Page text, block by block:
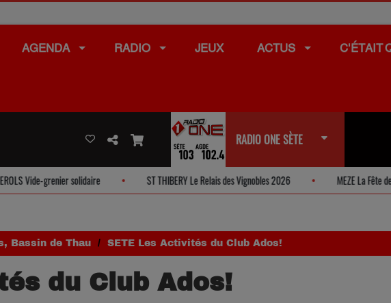
AGENDA RADIO JEUX ACTUS C'ÉTAIT
RADIO ONE SÈTE
ST THIBERY Le Relais des Vignobles 2026 MEZE La Fête de l'Huître
Bassin de Thau SETE Les Activités du Club Ados!
du Club Ados!